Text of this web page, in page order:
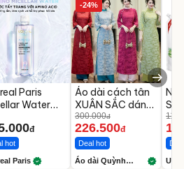
Paris
Water
làm sạch
đ
hot
Paris
-24%
Áo dài cách tân
XUÂN SẮC dáng
suông phối cổ
cúc tay loe gấm
300.000đ
226.500đ
Deal hot
Áo dài Quỳnh
Túi